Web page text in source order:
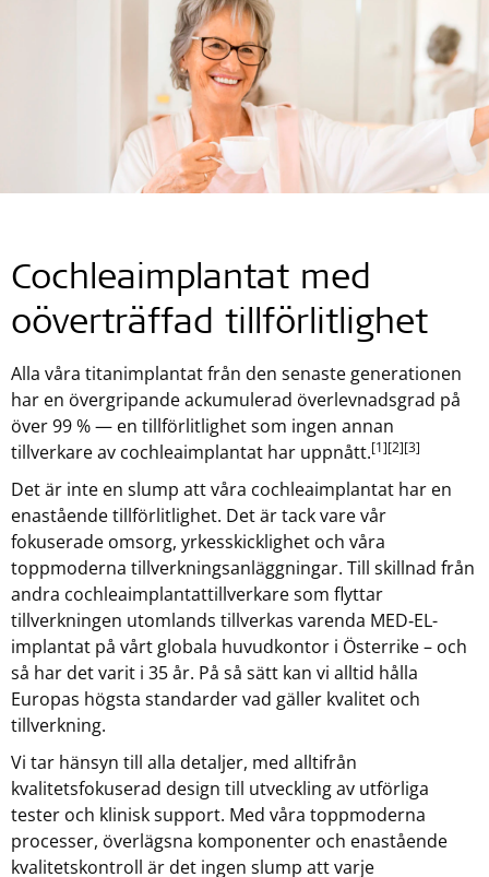
Cochleaimplantat med
oöverträffad tillförlitlighet
Alla våra titanimplantat från den senaste generationen
har en övergripande ackumulerad överlevnadsgrad på
över 99 % — en tillförlitlighet som ingen annan
tillverkare av cochleaimplantat har uppnått.[1][2][3]
Det är inte en slump att våra cochleaimplantat har en
enastående tillförlitlighet. Det är tack vare vår
fokuserade omsorg, yrkesskicklighet och våra
toppmoderna tillverkningsanläggningar. Till skillnad från
andra cochleaimplantattillverkare som flyttar
tillverkningen utomlands tillverkas varenda MED‑EL-
implantat på vårt globala huvudkontor i Österrike – och
så har det varit i 35 år. På så sätt kan vi alltid hålla
Europas högsta standarder vad gäller kvalitet och
tillverkning.
Vi tar hänsyn till alla detaljer, med alltifrån
kvalitetsfokuserad design till utveckling av utförliga
tester och klinisk support. Med våra toppmoderna
processer, överlägsna komponenter och enastående
kvalitetskontroll är det ingen slump att varje